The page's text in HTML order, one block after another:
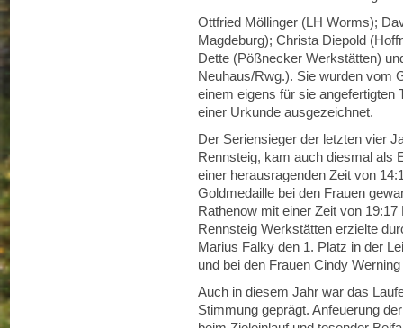
Ottfried Möllinger (LH Worms);
Magdeburg); Christa Diepold
Dette (Pößnecker Werkstätten)
Neuhaus/Rwg.). Sie wurden vom
einem eigens für sie angefertigten
einer Urkunde ausgezeichnet.
Der Seriensieger der letzten vier
Rennsteig, kam auch diesmal als
einer herausragenden Zeit von
Goldmedaille bei den Frauen
Rathenow mit einer Zeit von
Rennsteig Werkstätten erzielte
Marius Falky den 1. Platz in der
und bei den Frauen Cindy
Auch in diesem Jahr war das
Stimmung geprägt. Anfeuerung